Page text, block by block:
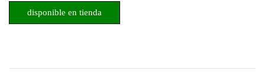
disponible en tienda